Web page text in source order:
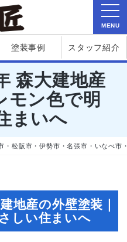
塗装事例 スタッフ紹介
森大建地産
モン色で明
まいへ
・松阪市・伊勢市・名張市・いなべ市
地産の外壁塗装｜
しい住まいへ
MENU